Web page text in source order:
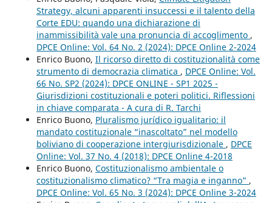
Strategy, alcuni apparenti insuccessi e il talento della
Corte EDU: quando una dichiarazione di
inammissibilità vale una pronuncia di accoglimento ,
DPCE Online: Vol. 64 No. 2 (2024): DPCE Online 2-2024
Enrico Buono, Il ricorso diretto di costituzionalità come
strumento di democrazia climatica , DPCE Online: Vol.
66 No. SP2 (2024): DPCE ONLINE - SP1 2025 -
Giurisdizioni costituzionali e poteri politici. Riflessioni
in chiave comparata - A cura di R. Tarchi
Enrico Buono, Pluralismo jurídico igualitario: il
mandato costituzionale “inascoltato” nel modello
boliviano di cooperazione intergiurisdizionale , DPCE
Online: Vol. 37 No. 4 (2018): DPCE Online 4-2018
Enrico Buono, Costituzionalismo ambientale o
costituzionalismo climatico? “Tra magia e inganno” ,
DPCE Online: Vol. 65 No. 3 (2024): DPCE Online 3-2024